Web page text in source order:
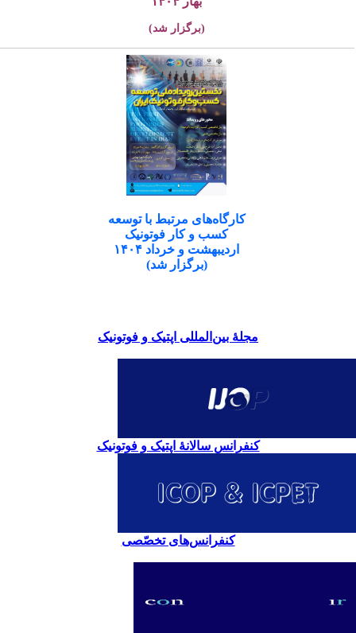
(برگزار شد)
کارگاه‌های مرتبط با توسعه
کسب و کار فوتونیک
اردیبهشت و خرداد ۱۴۰۴
(برگزار شد)
مجلۀ بین‌المللی اپتیک و فوتونیک
کنفرانس سالانۀ اپتیک و فوتونیک
کنفرانس‌های تخصّصی